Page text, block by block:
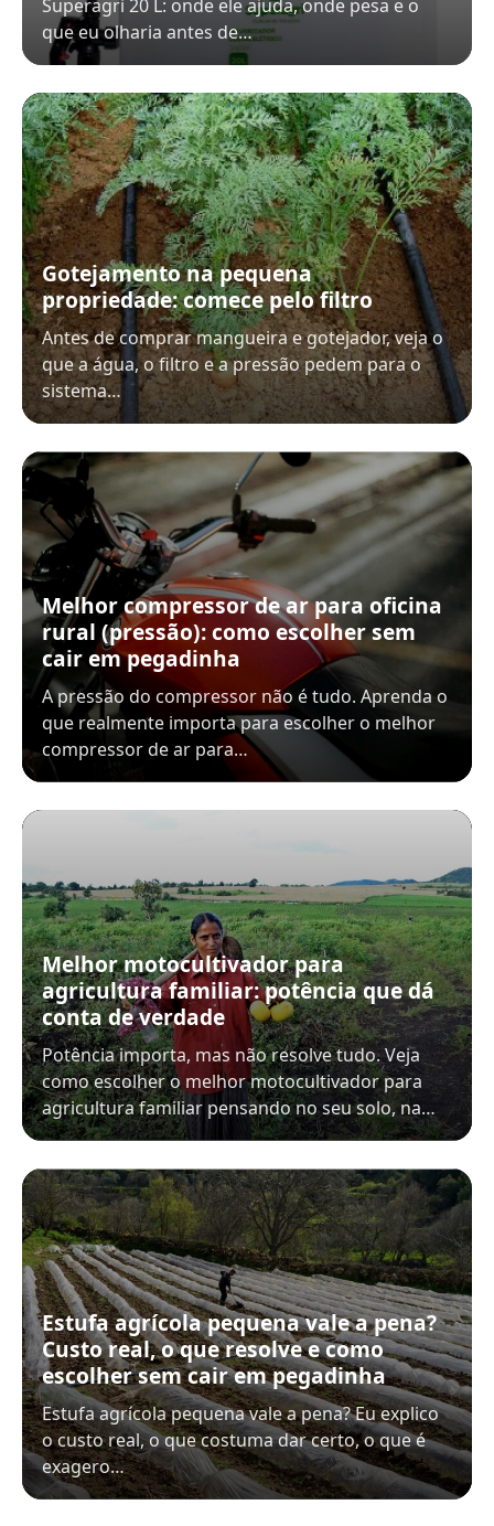
Superagri 20 L: onde ele ajuda, onde pesa e o
que eu olharia antes de…
Gotejamento na pequena
propriedade: comece pelo filtro
Antes de comprar mangueira e gotejador, veja o
que a água, o filtro e a pressão pedem para o
sistema…
Melhor compressor de ar para oficina
rural (pressão): como escolher sem
cair em pegadinha
A pressão do compressor não é tudo. Aprenda o
que realmente importa para escolher o melhor
compressor de ar para…
Melhor motocultivador para
agricultura familiar: potência que dá
conta de verdade
Potência importa, mas não resolve tudo. Veja
como escolher o melhor motocultivador para
agricultura familiar pensando no seu solo, na…
Estufa agrícola pequena vale a pena?
Custo real, o que resolve e como
escolher sem cair em pegadinha
Estufa agrícola pequena vale a pena? Eu explico
o custo real, o que costuma dar certo, o que é
exagero…